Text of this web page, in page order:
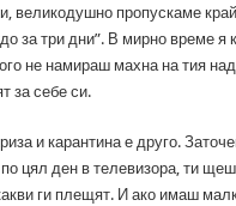
великодушно пропускаме
за три дни”. В мирно време
не намираш махна на тия
за себе си.
и карантина е друго.
по цял ден в телевизора, ти
ги плещят. И ако имаш